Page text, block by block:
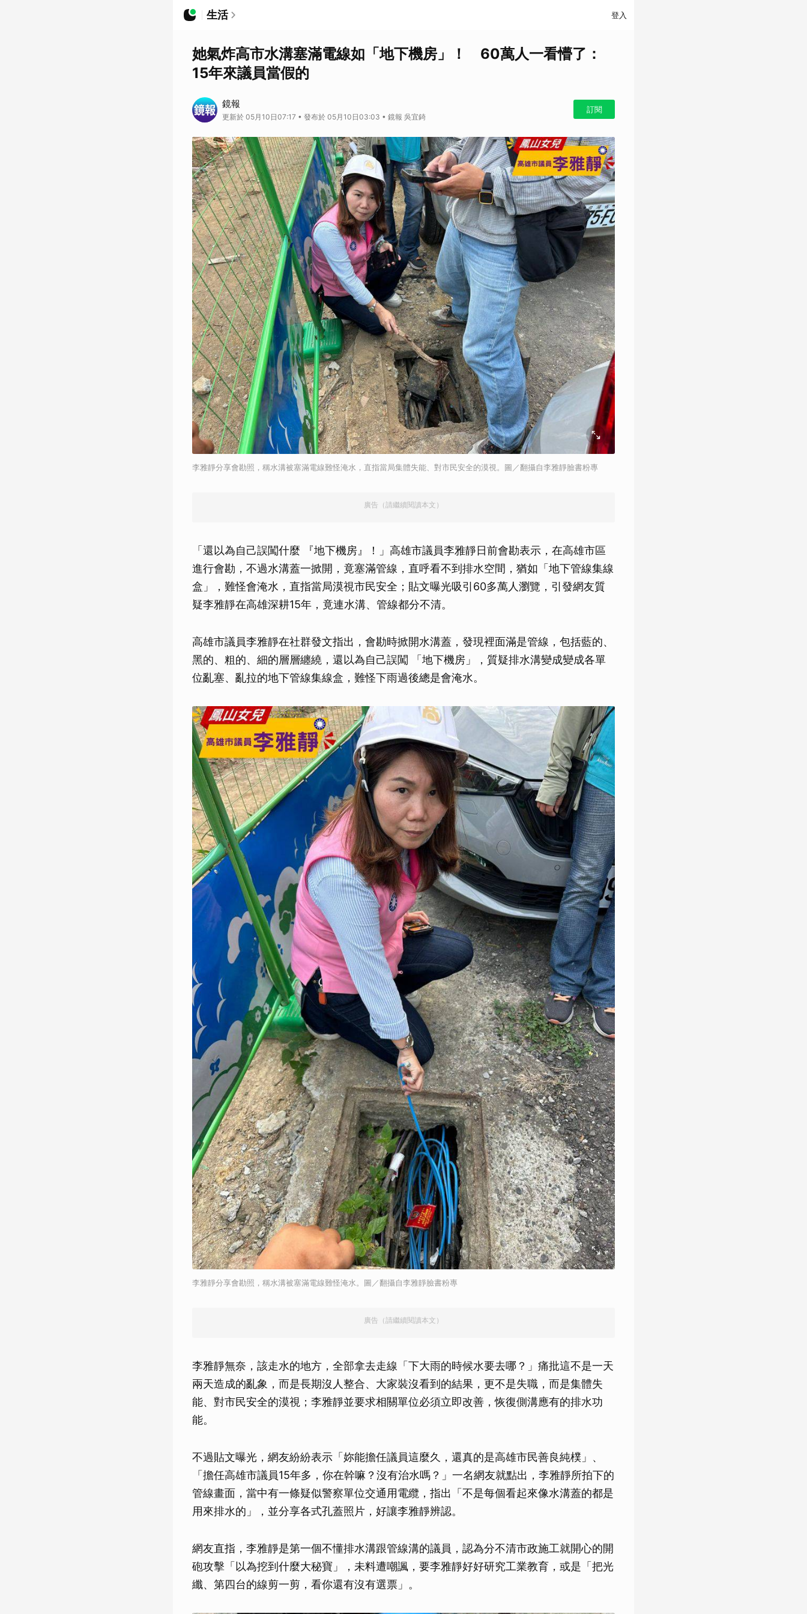
生活 登入
她氣炸高市水溝塞滿電線如「地下機房」！ 60萬人一看懵了：
15年來議員當假的
鏡報
更新於 05月10日07:17 • 發布於 05月10日03:03 • 鏡報 吳宜錡
訂閱
李雅靜分享會勘照，稱水溝被塞滿電線難怪淹水，直指當局集體失能、對市民安全的漠視。圖／翻攝自李雅靜臉書粉專
廣告（請繼續閱讀本文）
「還以為自己誤闖什麼 『地下機房』！」高雄市議員李雅靜日前會勘表示，在高雄市區
進行會勘，不過水溝蓋一掀開，竟塞滿管線，直呼看不到排水空間，猶如「地下管線集線
盒」，難怪會淹水，直指當局漠視市民安全；貼文曝光吸引60多萬人瀏覽，引發網友質
疑李雅靜在高雄深耕15年，竟連水溝、管線都分不清。
高雄市議員李雅靜在社群發文指出，會勘時掀開水溝蓋，發現裡面滿是管線，包括藍的、
黑的、粗的、細的層層纏繞，還以為自己誤闖 「地下機房」，質疑排水溝變成變成各單
位亂塞、亂拉的地下管線集線盒，難怪下雨過後總是會淹水。
李雅靜分享會勘照，稱水溝被塞滿電線難怪淹水。圖／翻攝自李雅靜臉書粉專
廣告（請繼續閱讀本文）
李雅靜無奈，該走水的地方，全部拿去走線「下大雨的時候水要去哪？」痛批這不是一天
兩天造成的亂象，而是長期沒人整合、大家裝沒看到的結果，更不是失職，而是集體失
能、對市民安全的漠視；李雅靜並要求相關單位必須立即改善，恢復側溝應有的排水功
能。
不過貼文曝光，網友紛紛表示「妳能擔任議員這麼久，還真的是高雄市民善良純樸」、
「擔任高雄市議員15年多，你在幹嘛？沒有治水嗎？」一名網友就點出，李雅靜所拍下的
管線畫面，當中有一條疑似警察單位交通用電纜，指出「不是每個看起來像水溝蓋的都是
用來排水的」，並分享各式孔蓋照片，好讓李雅靜辨認。
網友直指，李雅靜是第一個不懂排水溝跟管線溝的議員，認為分不清市政施工就開心的開
砲攻擊「以為挖到什麼大秘寶」，未料遭嘲諷，要李雅靜好好研究工業教育，或是「把光
纖、第四台的線剪一剪，看你還有沒有選票」。